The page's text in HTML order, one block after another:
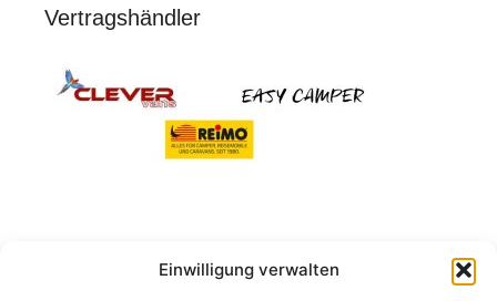
Einwilligung verwalten
Vertragshändler